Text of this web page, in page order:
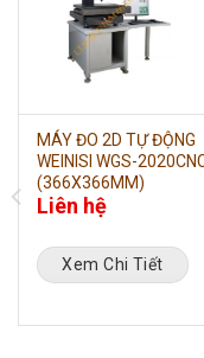
MÁY ĐO 2D TỰ ĐỘNG
WEINISI WGS-
(366X366MM)
Liên hệ
Xem Chi Tiết